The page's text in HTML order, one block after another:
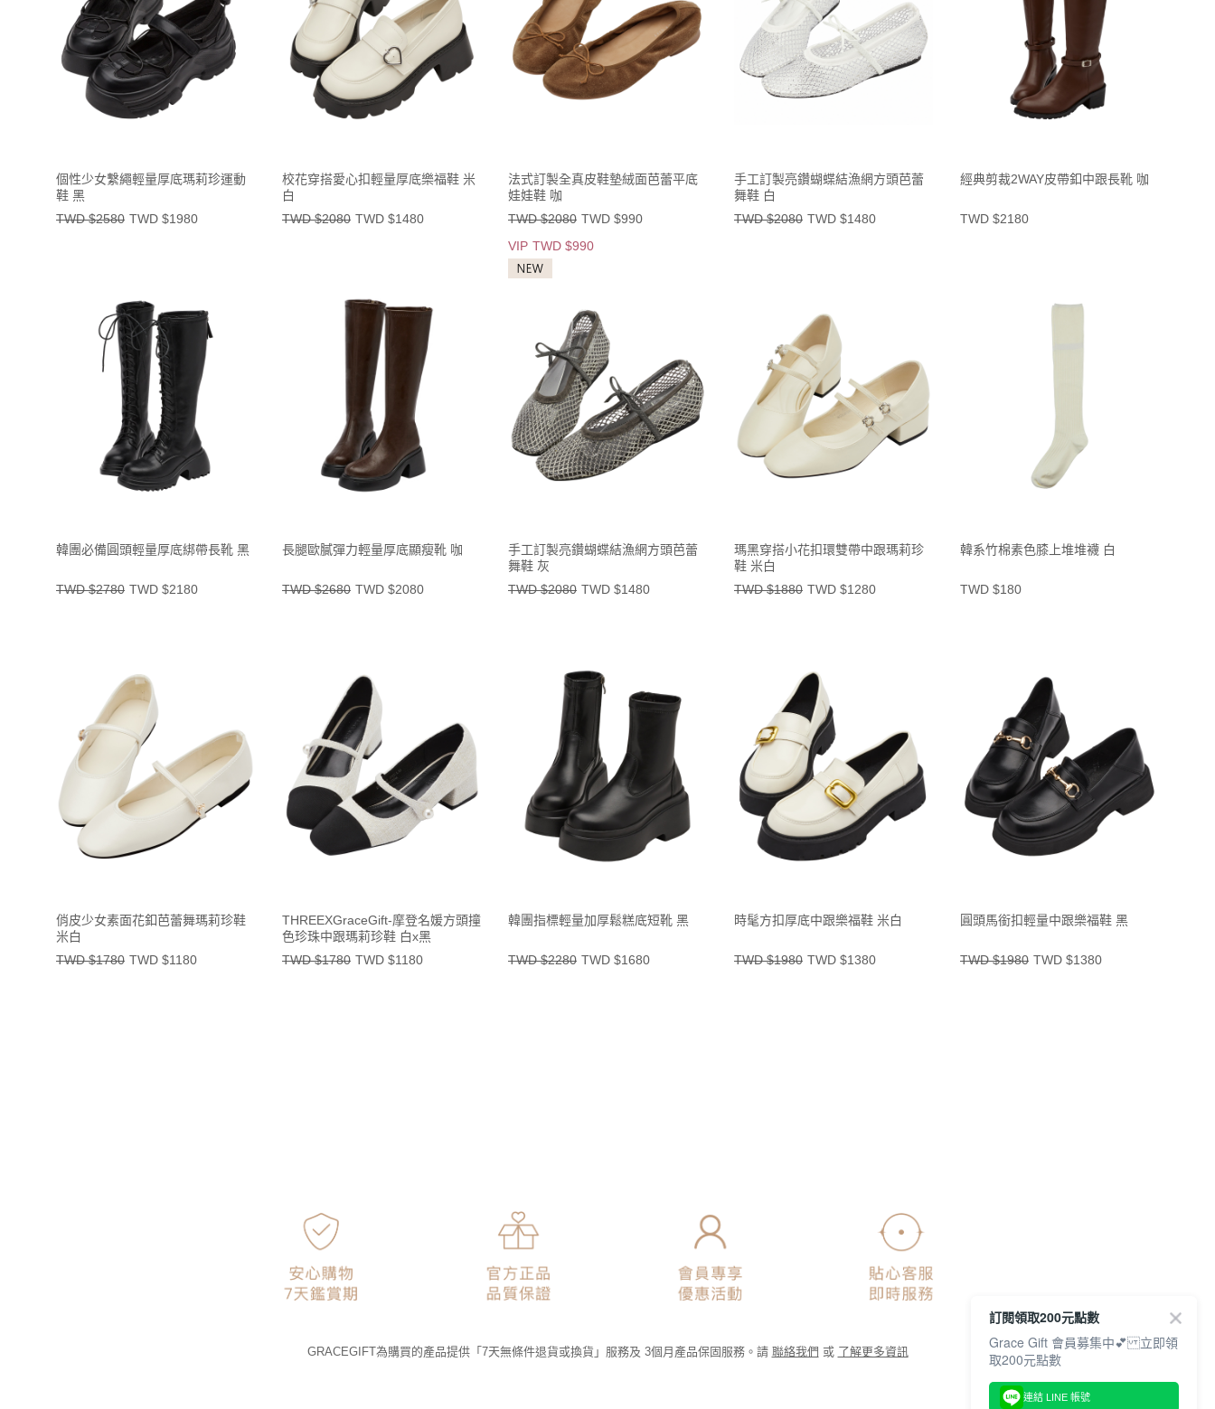
個性少女繫繩輕量厚底瑪莉珍運動
鞋 黑
TWD $2580 TWD $1980
校花穿搭愛心扣輕量厚底樂福鞋 米
白
TWD $2080 TWD $1480
法式訂製全真皮鞋墊絨面芭蕾平底
娃娃鞋 咖
TWD $2080 TWD $990
VIP TWD $990
手工訂製亮鑽蝴蝶結漁網方頭芭蕾
舞鞋 白
TWD $2080 TWD $1480
經典剪裁2WAY皮帶釦中跟長靴 咖
TWD $2180
韓團必備圓頭輕量厚底綁帶長靴 黑
TWD $2780 TWD $2180
長腿歐膩彈力輕量厚底顯瘦靴 咖
TWD $2680 TWD $2080
手工訂製亮鑽蝴蝶結漁網方頭芭蕾
舞鞋 灰
TWD $2080 TWD $1480
瑪黑穿搭小花扣環雙帶中跟瑪莉珍
鞋 米白
TWD $1880 TWD $1280
韓系竹棉素色膝上堆堆襪 白
TWD $180
俏皮少女素面花釦芭蕾舞瑪莉珍鞋
米白
TWD $1780 TWD $1180
THREEXGraceGift-摩登名媛方頭撞
色珍珠中跟瑪莉珍鞋 白x黑
TWD $1780 TWD $1180
韓團指標輕量加厚鬆糕底短靴 黑
TWD $2280 TWD $1680
時髦方扣厚底中跟樂福鞋 米白
TWD $1980 TWD $1380
圓頭馬銜扣輕量中跟樂福鞋 黑
TWD $1980 TWD $1380
GRACEGIFT為購買的產品提供「7天無條件退貨或換貨」服務及 3個月產品保固服務。請 聯絡我們 或 了解更多資訊
訂閱領取200元點數
Grace Gift 會員募集中💕 立即領
取200元點數
連結 LINE 帳號